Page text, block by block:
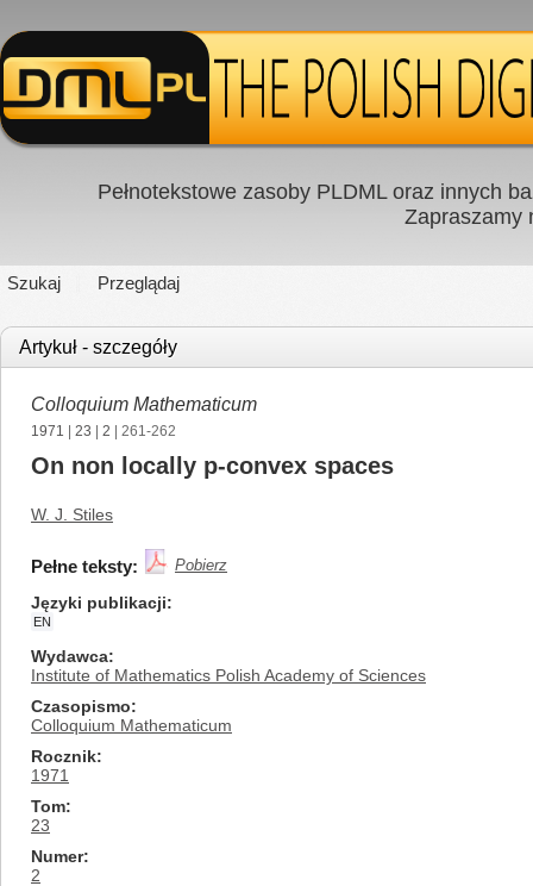
Pełnotekstowe zasoby PLDML oraz innych
Zapraszamy
Szukaj Przeglądaj
Artykuł - szczegóły
Colloquium Mathematicum
1971 23 2 | 261-262
On non locally p-convex spaces
W. J. Stiles
Pełne teksty: Pobierz
Języki publikacji
EN
Wydawca
Institute of Mathematics Polish Academy of Sciences
Czasopismo
Colloquium Mathematicum
Rocznik
1971
Tom
23
Numer
2